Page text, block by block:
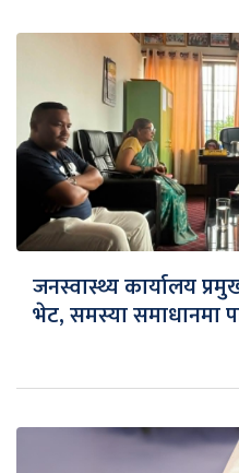
जनस्वास्थ्य कार्यालय
भेट, समस्या समाधानमा